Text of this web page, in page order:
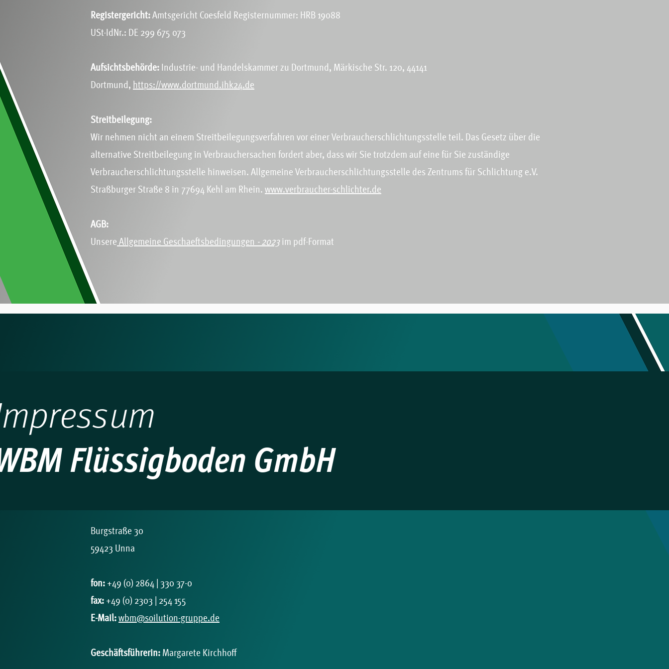
Registergericht: Amtsgericht Coesfeld Registernummer: HRB 19088
USt-IdNr.: DE 299 675 073
Aufsichtsbehörde: Industrie- und Handelskammer zu Dortmund, Märkische Str. 120, 44141
Dortmund, https://www.dortmund.ihk24.de
Streitbeilegung:
Wir nehmen nicht an einem Streitbeilegungsverfahren vor einer Verbraucherschlichtungsstelle teil. Das Gesetz über die
alternative Streitbeilegung in Verbrauchersachen fordert aber, dass wir Sie trotzdem auf eine für Sie zuständige
Verbraucherschlichtungsstelle hinweisen. Allgemeine Verbraucherschlichtungsstelle des Zentrums für Schlichtung e.V.
Straßburger Straße 8 in 77694 Kehl am Rhein. www.verbraucher-schlichter.de
AGB:
Unsere Allgemeine Geschaeftsbedingungen - 2023im pdf-Format
Flüssigboden GmbH
Burgstraße 30
59423 Unna
fon: +49 (0) 2864 | 330 37-0
fax: +49 (0) 2303 | 254 155
E-Mail: wbm@soilution-gruppe.de
Geschäftsführerin: Margarete Kirchhoff